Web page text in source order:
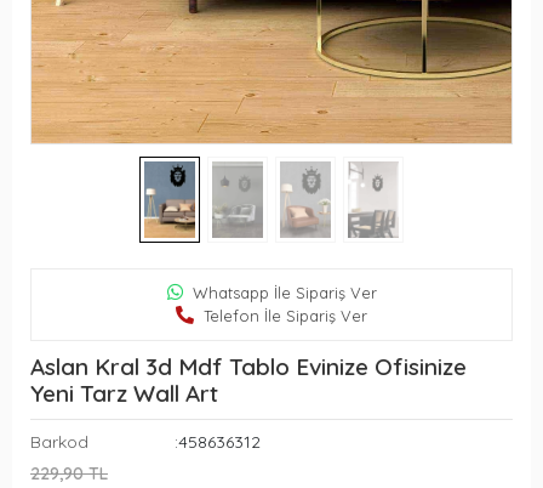
Whatsapp İle Sipariş Ver
Telefon İle Sipariş Ver
Aslan Kral 3d Mdf Tablo Evinize Ofisinize
Yeni Tarz Wall Art
Barkod
:458636312
229,90 TL